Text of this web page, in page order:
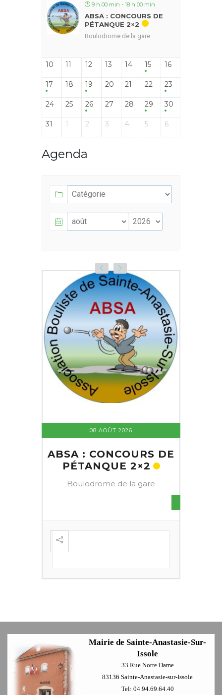
9 h 00 min - 18 h 00 min
ABSA : CONCOURS DE
PÉTANQUE 2×2
Boulodrome de la gare
10 11 12 13 14 15 16
17 18 19 20 21 22 23
24 25 26 27 28 29 30
31 1 2 3 4 5 6
Agenda
08 AOÛT 2026
ABSA : CONCOURS DE
PÉTANQUE 2×2
Boulodrome de la gare
Mairie de Sainte-Anastasie-Sur-
Issole
33 Rue Notre Dame
83136 Sainte-Anastasie-sur-Issole
Tel: 04.94.69.64.40